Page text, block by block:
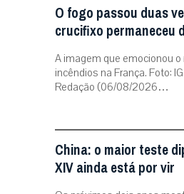
O fogo passou duas
crucifixo permaneceu
A imagem que emocionou
incêndios na França. Foto:
Redação (06/08/2026…
China: o maior teste
XIV ainda está por vir